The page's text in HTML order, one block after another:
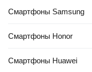
Смартфоны Samsung
Смартфоны Honor
Смартфоны Huawei